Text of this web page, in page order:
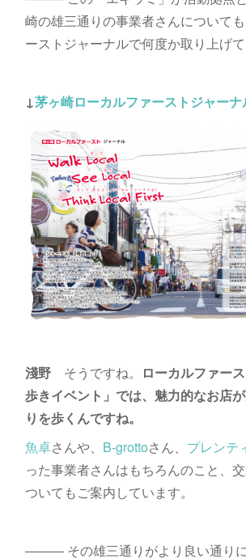
崎の雄三通りの事業者さんについて
ーストジャーナルで何度か取り上げて
↓茅ヶ崎ローカルファーストジャーナ
淺野そうですね。
ローカルファー
歩きイベント」では、魅力的なお店
りを歩くんですね。
魚卓さんや、 B-grottoさん、 プレンテ
った事業者さんはもちろんのこと、
ついてもご案内しています。
――― その雄三通りがより良い通り